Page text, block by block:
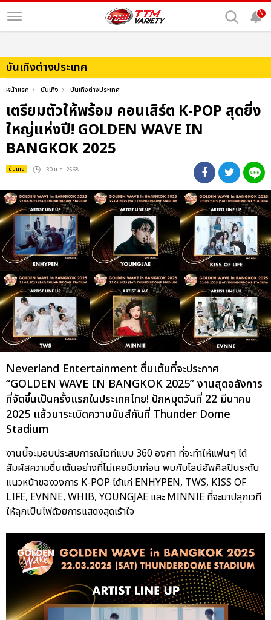
N
บันเทิงต่างประเทศ
หน้าแรก บันเทิง บันเทิงต่างประเทศ
เตรียมตัวให้พร้อม คอนเสิร์ต K-POP สุดยิ่ง
ใหญ่แห่งปี! GOLDEN WAVE IN
BANGKOK 2025
บันเทิง : 30 ม.ค. 2568
Neverland Entertainment ตื่นเต้นที่จะประกาศ
“GOLDEN WAVE IN BANGKOK 2025” งานสุดอลังการ
ที่จัดขึ้นเป็นครั้งแรกในประเทศไทย! ปักหมุดวันที่ 22 มีนาคม
2025 แล้วมาระเบิดความมันส์กันที่ Thunder Dome
Stadium
งานนี้จะมอบประสบการณ์เวทีแบบ 360 องศา ที่จะทำให้แฟนๆ ได้
สัมผัสความตื่นเต้นอย่างที่ไม่เคยมีมาก่อน พบกับไลน์อัพศิลปินระดับ
แนวหน้าของวงการ K-POP ได้แก่ ENHYPEN, TWS, KISS OF
LIFE, EVNNE, WHIB, YOUNGJAE และ MINNIE ที่จะมาปลุกเวที
ให้ลุกเป็นไฟด้วยการแสดงสุดเร้าใจ